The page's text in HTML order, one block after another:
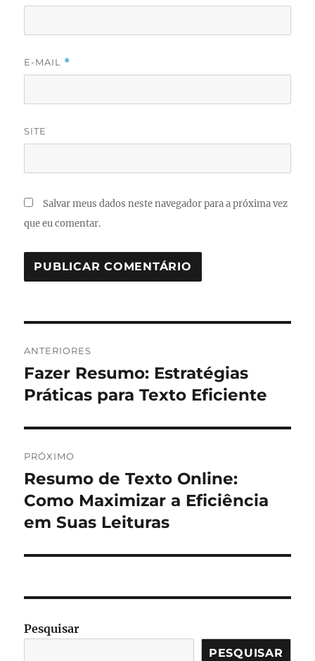
E-MAIL *
SITE
Salvar meus dados neste navegador para a próxima vez
que eu comentar.
de
Post
ANTERIORES
Post
anterior:
Fazer Resumo: Estratégias
Práticas para Texto Eficiente
PRÓXIMO
Próximo
post:
Resumo de Texto Online:
Como Maximizar a Eficiência
em Suas Leituras
Pesquisar
PESQUISAR